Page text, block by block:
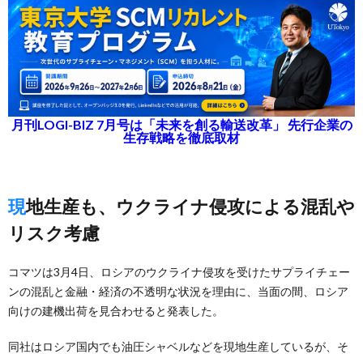
月刊LOGI-BIZ 7月号は「未来を創る輸送改革」 先行企業の
生存戦略を徹底取材
現地生産も、ウクライナ侵攻による混乱や
リスク考慮
コマツは3月4日、ロシアのウクライナ侵攻を受けたサプライチェー
ンの混乱と金融・経済の不透明な状況を理由に、当面の間、ロシア
向けの建機出荷を見合わせると発表した。
同社はロシア国内でも油圧シャベルなどを現地生産しているが、そ